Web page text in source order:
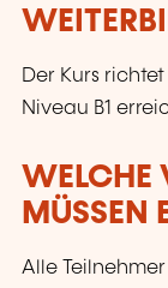
Der Kurs
Niveau B1
WELCHE
MÜSSEN
Alle